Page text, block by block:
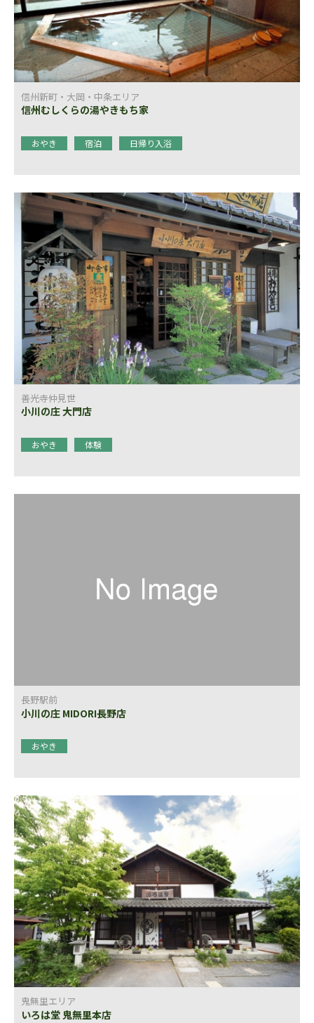
信州新町・大岡・中条エリア
信州むしくらの湯やきもち家
おやき 宿泊 日帰り入浴
善光寺仲見世
小川の庄 大門店
おやき 体験
長野駅前
小川の庄 MIDORI長野店
おやき
鬼無里エリア
いろは堂 鬼無里本店